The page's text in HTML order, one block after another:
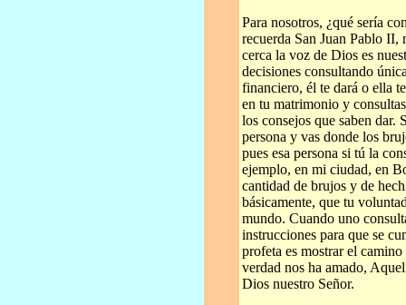
Para nosotros, ¿qué sería
recuerda San Juan Pablo II,
cerca la voz de Dios es
decisiones consultando
financiero, él te dará o ella
en tu matrimonio y
los consejos que saben dar.
persona y vas donde los
pues esa persona si tú la
ejemplo, en mi ciudad, en
cantidad de brujos y de
básicamente, que tu
mundo. Cuando uno
instrucciones para que se
profeta es mostrar el
verdad nos ha amado,
Dios nuestro Señor.